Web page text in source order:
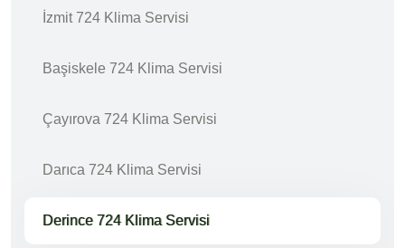
İzmit 724 Klima Servisi
Başiskele 724 Klima Servisi
Çayırova 724 Klima Servisi
Darıca 724 Klima Servisi
Derince 724 Klima Servisi